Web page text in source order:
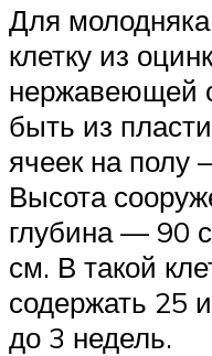
Для
клетку из
нержавеющей
быть из
ячеек на
Высота
глубина — 90
см. В такой
содержать 25
до 3 недель.